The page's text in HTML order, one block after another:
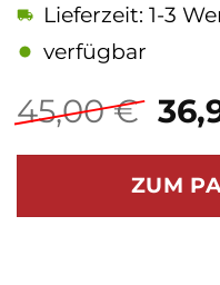
45,00€
Lieferzeit: 1-3
verfügbar
ZUM